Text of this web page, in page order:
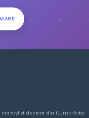
hairstylist dedicat din Dumbrăvița,